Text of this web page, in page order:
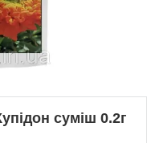
суміш 0.2г